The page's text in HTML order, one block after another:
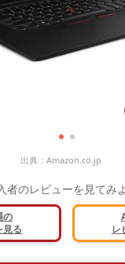
出典： Amazon.co.jp
者のレビューを見てみ
の
見る
レ